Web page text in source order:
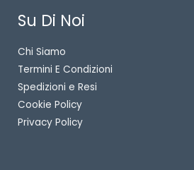
Su Di Noi
Chi Siamo
Termini E Condizioni
Spedizioni e Resi
Cookie Policy
Privacy Policy